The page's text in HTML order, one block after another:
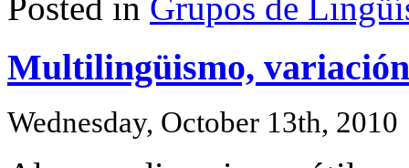
Posted in Grupos de
Multilingüismo,
Wednesday, October 13th, 2010